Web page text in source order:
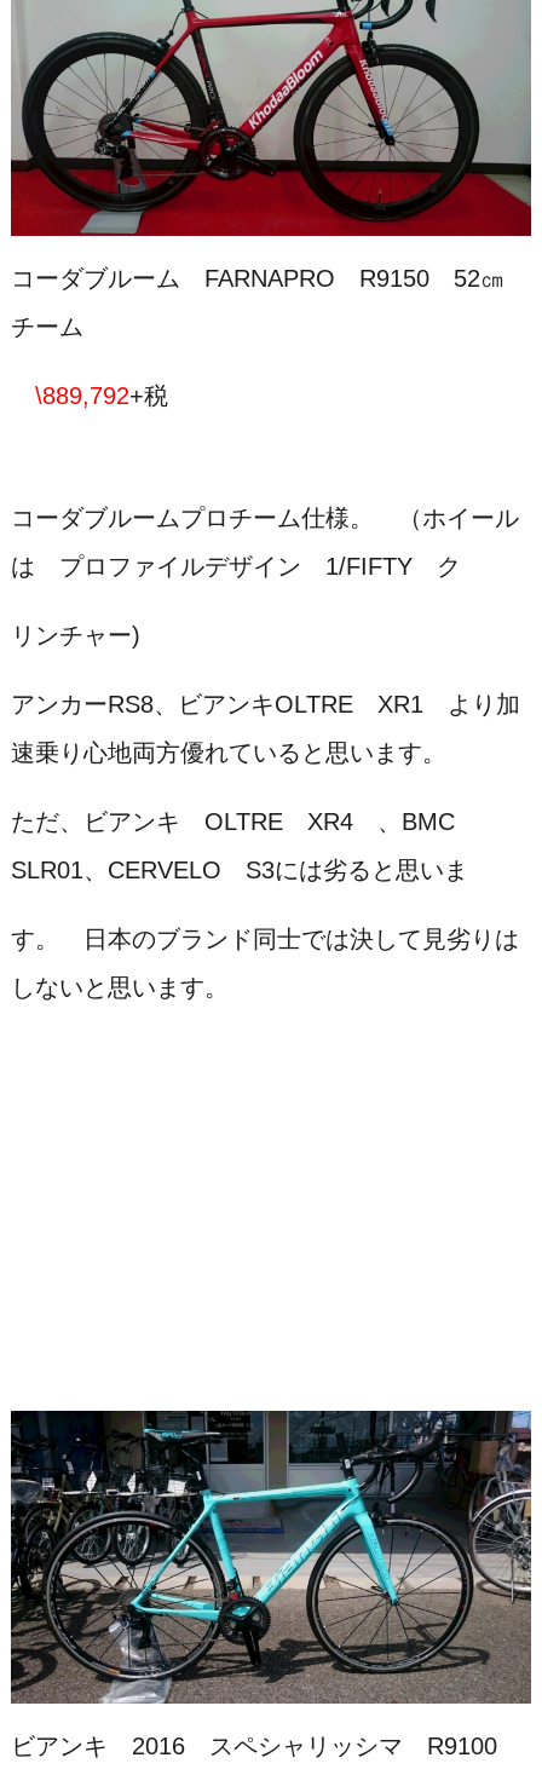
コーダブルーム FARNAPRO R9150 52㎝
チーム
\889,792+税
コーダブルームプロチーム仕様。 （ホイール
は プロファイルデザイン 1/FIFTY ク
リンチャー)
アンカーRS8、ビアンキOLTRE XR1 より加
速乗り心地両方優れている と思います。
ただ、ビアンキ OLTRE XR4 、BMC
SLR01、CERVELO S3には劣ると思いま
す。 日本のブランド同士では決して見劣りは
しないと思います。
ビアンキ 2016 スペシャリッシマ R9100